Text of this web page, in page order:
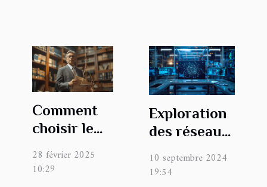
Comment
choisir le
avocat pour
28 février 2025
10:29
Exploration
des réseaux
Transformer
10 septembre 2024
19:54